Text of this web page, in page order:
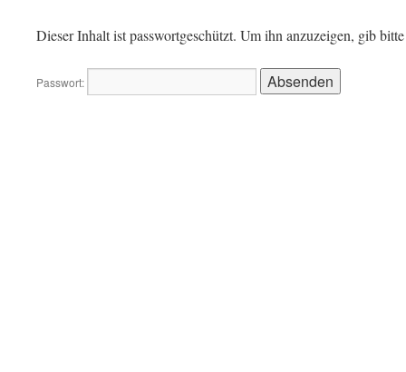
Dieser Inhalt ist passwortgeschützt. Um ihn anzuzeigen, gib
Passwort: